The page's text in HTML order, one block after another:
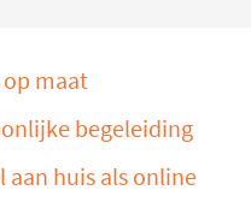
maat
begeleiding
aan huis als online